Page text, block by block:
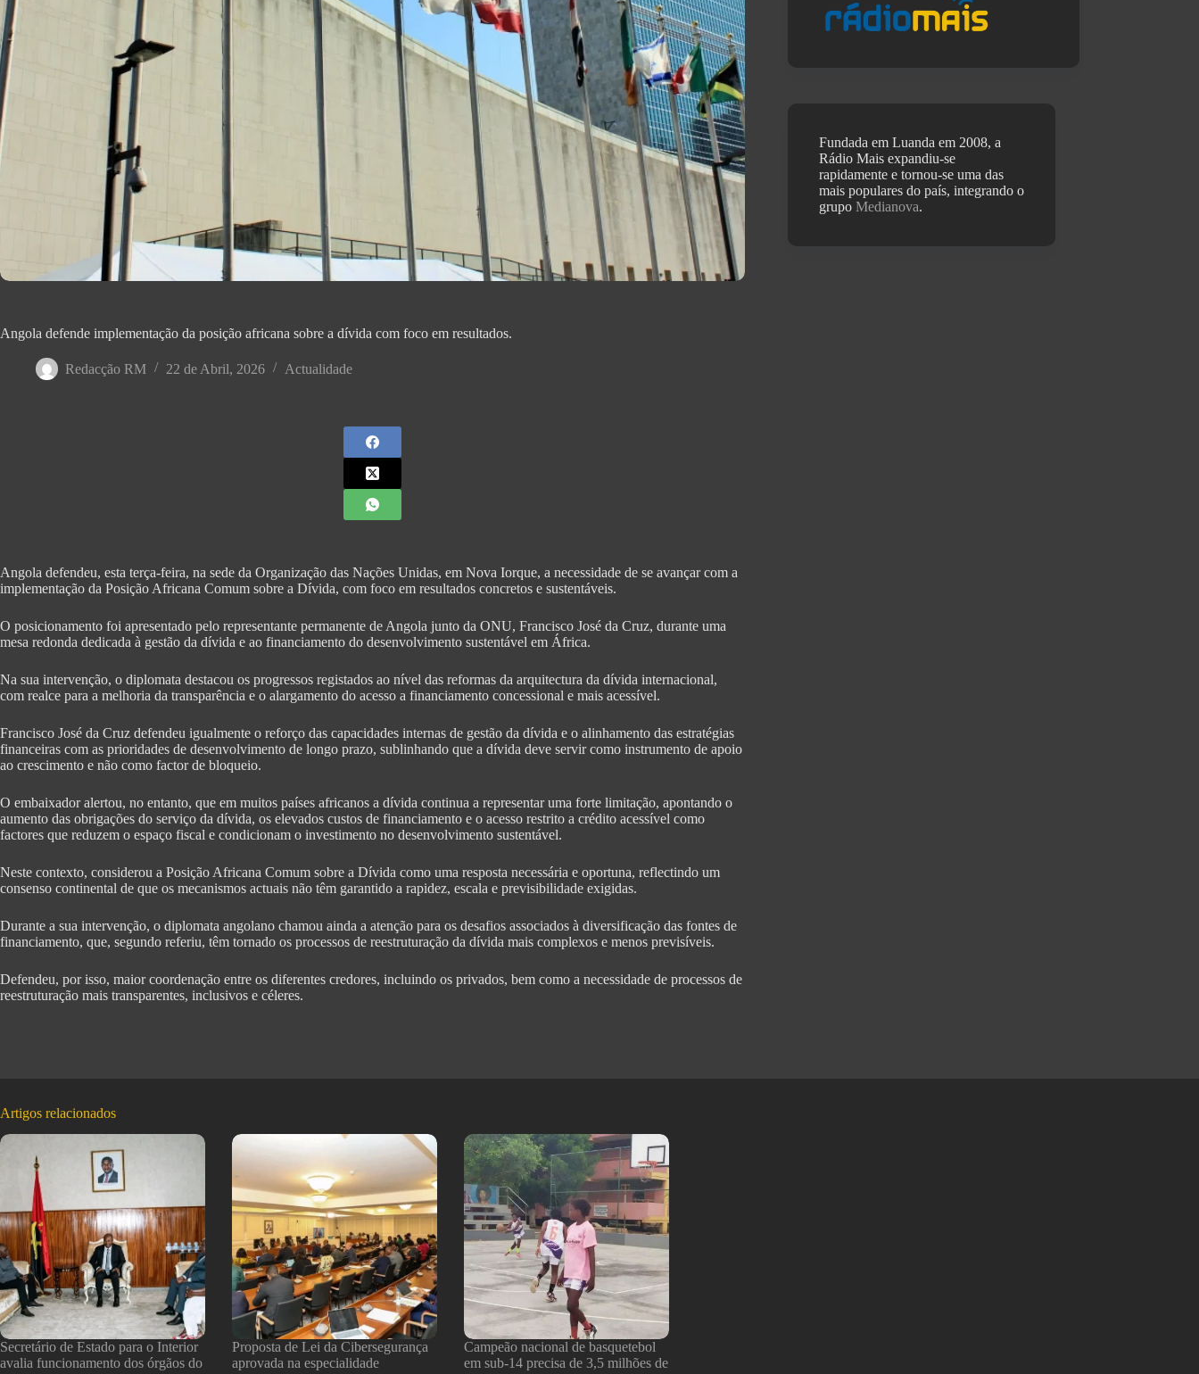
Angola defende implementação da posição africana sobre a dívida com foco em resultados.
Redacção RM 22 de Abril, 2026 Actualidade
Angola defendeu, esta terça-feira, na sede da Organização das Nações Unidas, em Nova Iorque, a necessidade de se avançar com a
implementação da Posição Africana Comum sobre a Dívida, com foco em resultados concretos e sustentáveis.
O posicionamento foi apresentado pelo representante permanente de Angola junto da ONU, Francisco José da Cruz, durante uma
mesa redonda dedicada à gestão da dívida e ao financiamento do desenvolvimento sustentável em África.
Na sua intervenção, o diplomata destacou os progressos registados ao nível das reformas da arquitectura da dívida internacional,
com realce para a melhoria da transparência e o alargamento do acesso a financiamento concessional e mais acessível.
Francisco José da Cruz defendeu igualmente o reforço das capacidades internas de gestão da dívida e o alinhamento das estratégias
financeiras com as prioridades de desenvolvimento de longo prazo, sublinhando que a dívida deve servir como instrumento de apoio
ao crescimento e não como factor de bloqueio.
O embaixador alertou, no entanto, que em muitos países africanos a dívida continua a representar uma forte limitação, apontando o
aumento das obrigações do serviço da dívida, os elevados custos de financiamento e o acesso restrito a crédito acessível como
factores que reduzem o espaço fiscal e condicionam o investimento no desenvolvimento sustentável.
Neste contexto, considerou a Posição Africana Comum sobre a Dívida como uma resposta necessária e oportuna, reflectindo um
consenso continental de que os mecanismos actuais não têm garantido a rapidez, escala e previsibilidade exigidas.
Durante a sua intervenção, o diplomata angolano chamou ainda a atenção para os desafios associados à diversificação das fontes de
financiamento, que, segundo referiu, têm tornado os processos de reestruturação da dívida mais complexos e menos previsíveis.
Defendeu, por isso, maior coordenação entre os diferentes credores, incluindo os privados, bem como a necessidade de processos de
reestruturação mais transparentes, inclusivos e céleres.
Fundada em Luanda em 2008, a
Rádio Mais expandiu-se
rapidamente e tornou-se uma das
mais populares do país, integrando o
grupoMedianova.
Artigos relacionados
Secretário de Estado para o Interior
avalia funcionamento dos órgãos do
Proposta de Lei da Cibersegurança
aprovada na especialidade
Campeão nacional de basquetebol
em sub-14 precisa de 3,5 milhões de